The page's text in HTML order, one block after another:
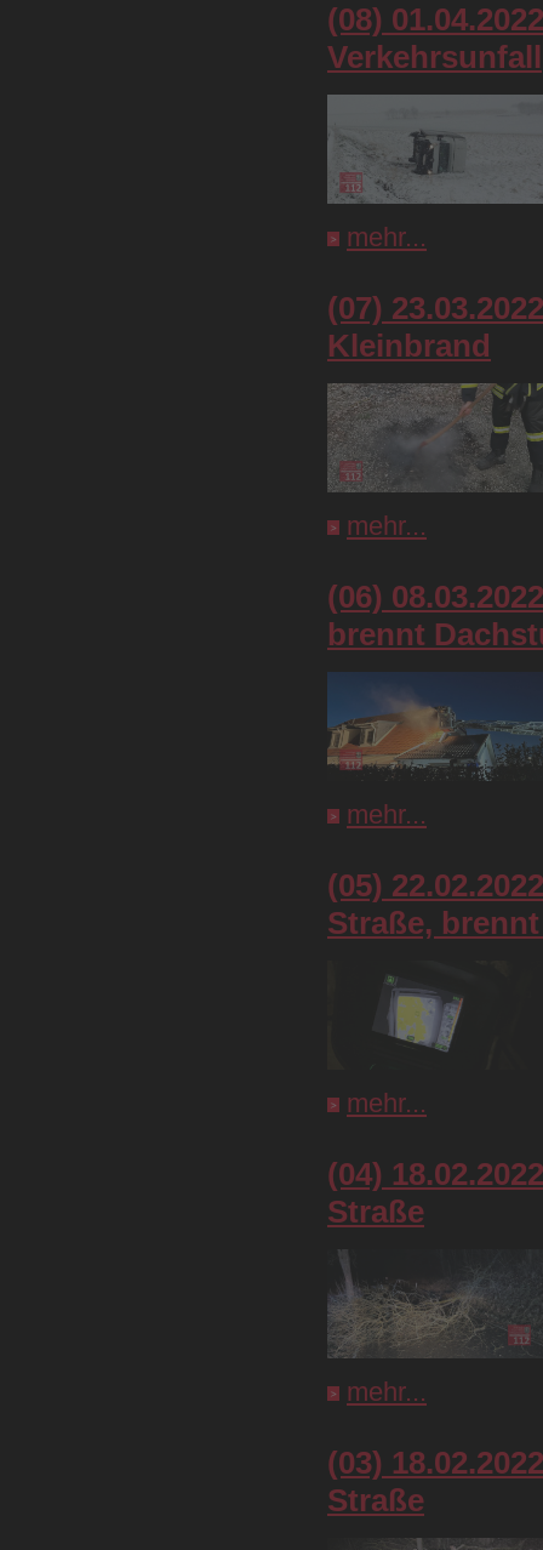
(08)
Verkehrsunfall
mehr...
(07)
Kleinbrand
mehr...
(06)
brennt
mehr...
(05)
Straße,
mehr...
(04)
Straße
mehr...
(03)
Straße